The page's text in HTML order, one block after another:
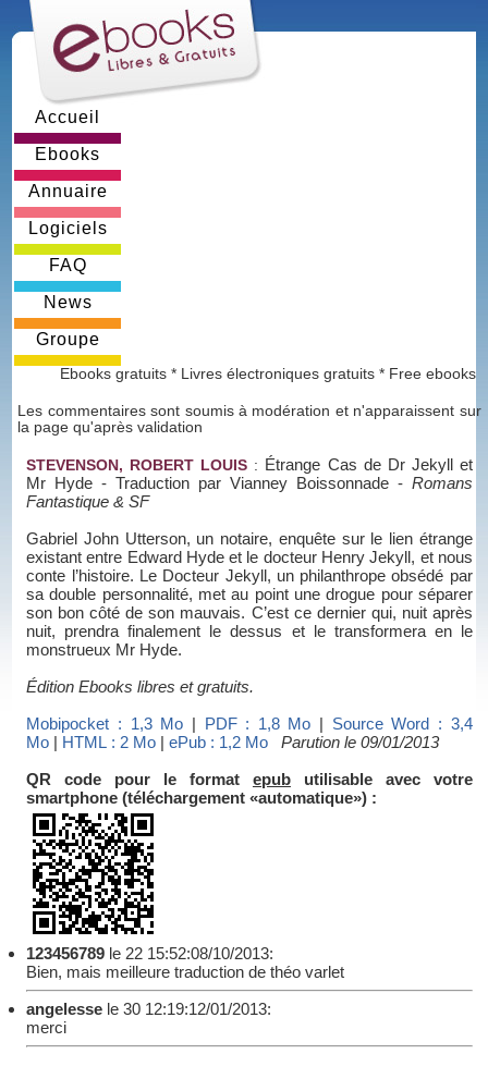
Accueil
Ebooks
Annuaire
Logiciels
FAQ
News
Groupe
Ebooks gratuits * Livres électroniques gratuits * Free ebooks
Les commentaires sont soumis à modération et n'apparaissent sur
la page qu'après validation
STEVENSON, ROBERT LOUIS : Étrange Cas de Dr Jekyll et
Mr Hyde - Traduction par Vianney Boissonnade- Romans
Fantastique & SF
Gabriel John Utterson, un notaire, enquête sur le lien étrange
existant entre Edward Hyde et le docteur Henry Jekyll, et nous
conte l’histoire. Le Docteur Jekyll, un philanthrope obsédé par
sa double personnalité, met au point une drogue pour séparer
son bon côté de son mauvais. C’est ce dernier qui, nuit après
nuit, prendra finalement le dessus et le transformera en le
monstrueux Mr Hyde.
Édition Ebooks libres et gratuits.
Mobipocket : 1,3 Mo | PDF : 1,8 Mo | Source Word : 3,4
Mo | HTML : 2 Mo |ePub : 1,2 Mo
Parution le 09/01/2013
QR code pour le format epubutilisable avec votre
smartphone (téléchargement «automatique») :
123456789 le 22 15:52:08/10/2013:
Bien, mais meilleure traduction de théo varlet
angelesse le 30 12:19:12/01/2013:
merci